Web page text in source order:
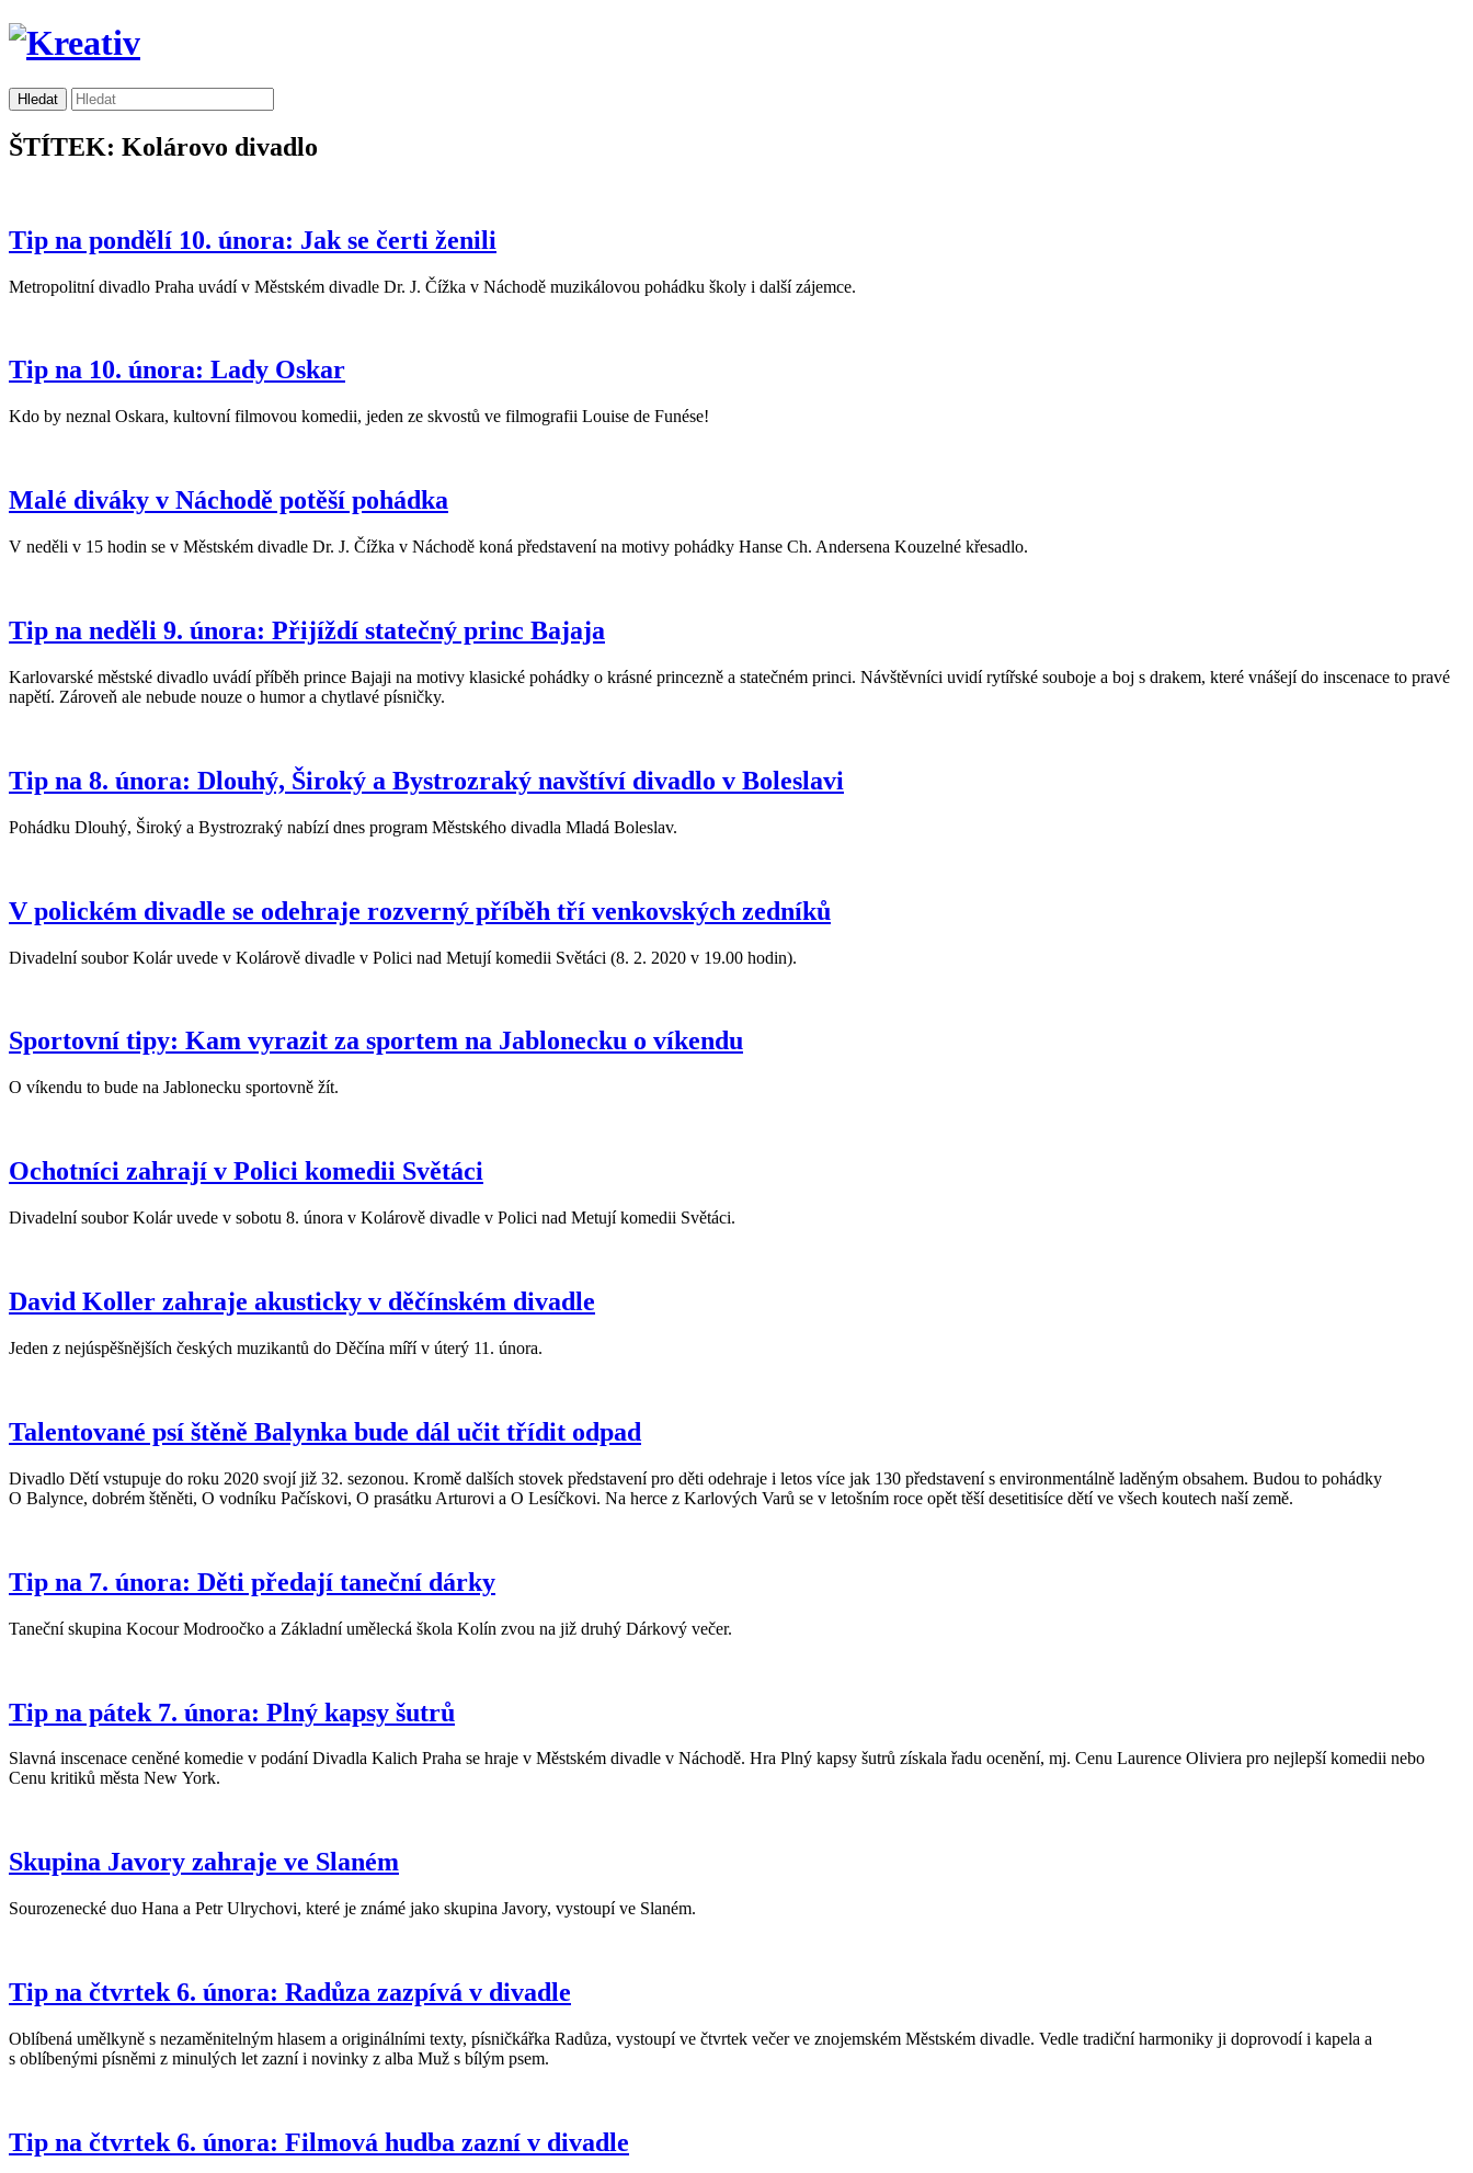
ŠTÍTEK: Kolárovo divadlo
Tip na pondělí 10. února: Jak se čerti ženili
Metropolitní divadlo Praha uvádí v Městském divadle Dr. J. Čížka v Náchodě muzikálovou pohádku školy i další zájemce.
Tip na 10. února: Lady Oskar
Kdo by neznal Oskara, kultovní filmovou komedii, jeden ze skvostů ve filmografii Louise de Funése!
Malé diváky v Náchodě potěší pohádka
V neděli v 15 hodin se v Městském divadle Dr. J. Čížka v Náchodě koná představení na motivy pohádky Hanse Ch. Andersena Kouzelné křesadlo.
Tip na neděli 9. února: Přijíždí statečný princ Bajaja
Karlovarské městské divadlo uvádí příběh prince Bajaji na motivy klasické pohádky o krásné princezně a statečném princi. Návštěvníci uvidí rytířské souboje a boj s drakem, které vnášejí do inscenace to pravé
napětí. Zároveň ale nebude nouze o humor a chytlavé písničky.
Tip na 8. února: Dlouhý, Široký a Bystrozraký navštíví divadlo v Boleslavi
Pohádku Dlouhý, Široký a Bystrozraký nabízí dnes program Městského divadla Mladá Boleslav.
V polickém divadle se odehraje rozverný příběh tří venkovských zedníků
Divadelní soubor Kolár uvede v Kolárově divadle v Polici nad Metují komedii Světáci (8. 2. 2020 v 19.00 hodin).
Sportovní tipy: Kam vyrazit za sportem na Jablonecku o víkendu
O víkendu to bude na Jablonecku sportovně žít.
Ochotníci zahrají v Polici komedii Světáci
Divadelní soubor Kolár uvede v sobotu 8. února v Kolárově divadle v Polici nad Metují komedii Světáci.
David Koller zahraje akusticky v děčínském divadle
Jeden z nejúspěšnějších českých muzikantů do Děčína míří v úterý 11. února.
Talentované psí štěně Balynka bude dál učit třídit odpad
Divadlo Dětí vstupuje do roku 2020 svojí již 32. sezonou. Kromě dalších stovek představení pro děti odehraje i letos více jak 130 představení s environmentálně laděným obsahem. Budou to pohádky
O Balynce, dobrém štěněti, O vodníku Pačískovi, O prasátku Arturovi a O Lesíčkovi. Na herce z Karlových Varů se v letošním roce opět těší desetitisíce dětí ve všech koutech naší země.
Tip na 7. února: Děti předají taneční dárky
Taneční skupina Kocour Modroočko a Základní umělecká škola Kolín zvou na již druhý Dárkový večer.
Tip na pátek 7. února: Plný kapsy šutrů
Slavná inscenace ceněné komedie v podání Divadla Kalich Praha se hraje v Městském divadle v Náchodě. Hra Plný kapsy šutrů získala řadu ocenění, mj. Cenu Laurence Oliviera pro nejlepší komedii nebo
Cenu kritiků města New York.
Skupina Javory zahraje ve Slaném
Sourozenecké duo Hana a Petr Ulrychovi, které je známé jako skupina Javory, vystoupí ve Slaném.
Tip na čtvrtek 6. února: Radůza zazpívá v divadle
Oblíbená umělkyně s nezaměnitelným hlasem a originálními texty, písničkářka Radůza, vystoupí ve čtvrtek večer ve znojemském Městském divadle. Vedle tradiční harmoniky ji doprovodí i kapela a
s oblíbenými písněmi z minulých let zazní i novinky z alba Muž s bílým psem.
Tip na čtvrtek 6. února: Filmová hudba zazní v divadle